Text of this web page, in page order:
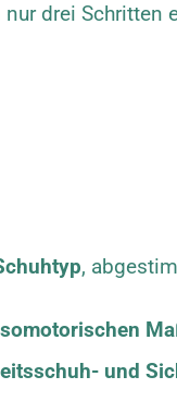
nur drei Schritten
,
und